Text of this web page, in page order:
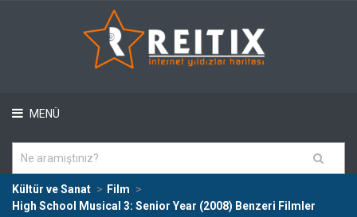
MENÜ
Kültür ve Sanat
Film
High School Musical 3: Senior Year (2008) Benzeri Filmler